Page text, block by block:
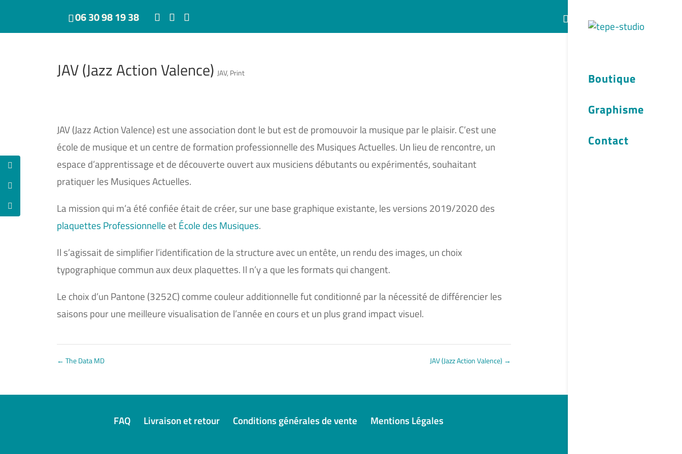
06 30 98 19 38 Articles 0
Boutique
Graphisme
Contact
JAV (Jazz Action Valence) JAV, Print
JAV (Jazz Action Valence) est une association dont le but est de promouvoir la musique par le plaisir. C’est une
école de musique et un centre de formation professionnelle des Musiques Actuelles. Un lieu de rencontre, un
espace d’apprentissage et de découverte ouvert aux musiciens débutants ou expérimentés, souhaitant
pratiquer les Musiques Actuelles.
La mission qui m’a été confiée était de créer, sur une base graphique existante, les versions 2019/2020 des
plaquettes Professionnelle etÉcole des Musiques.
Il s’agissait de simplifier l’identification de la structure avec un entête, un rendu des images, un choix
typographique commun aux deux plaquettes. Il n’y a que les formats qui changent.
Le choix d’un Pantone (3252C) comme couleur additionnelle fut conditionné par la nécessité de différencier les
saisons pour une meilleure visualisation de l’année en cours et un plus grand impact visuel.
← The Data MD JAV (Jazz Action Valence) →
FAQ Livraison et retour Conditions générales de vente Mentions Légales